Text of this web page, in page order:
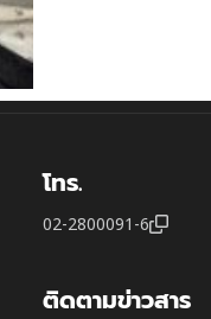
โทร.
02-2800091-6
ติดตามข่าวสาร